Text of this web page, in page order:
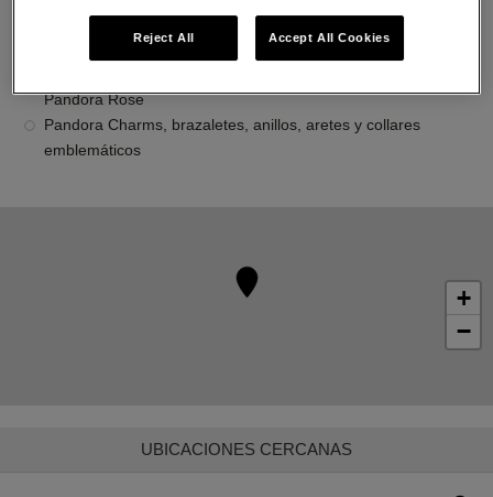
Acerca de Joyería Pandora
Joyería contemporánea acabada a mano
Pandora Rose
Pandora Charms, brazaletes, anillos, aretes y collares
emblemáticos
+
−
UBICACIONES CERCANAS
Reject All Accept All Cookies